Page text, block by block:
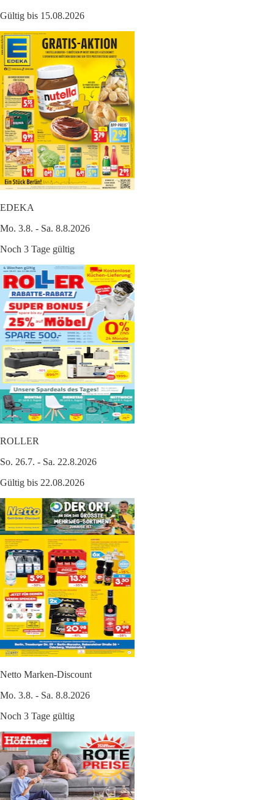
Gültig bis 15.08.2026
EDEKA
Mo. 3.8. - Sa. 8.8.2026
Noch 3 Tage gültig
ROLLER
So. 26.7. - Sa. 22.8.2026
Gültig bis 22.08.2026
Netto Marken-Discount
Mo. 3.8. - Sa. 8.8.2026
Noch 3 Tage gültig